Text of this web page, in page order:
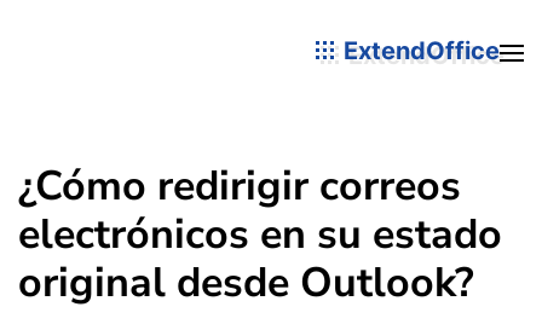
ExtendOffice
¿Cómo redirigir correos
electrónicos en su estado
original desde Outlook?